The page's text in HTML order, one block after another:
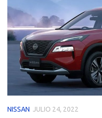
NISSAN JULIO 24, 2022